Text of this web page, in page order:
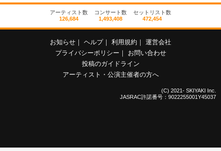
アーティスト数
126,684
コンサート数
1,493,408
セットリスト数
472,454
お知らせ ヘルプ 利用規約
運営会社
プライバシーポリシー
お問い合わせ
投稿のガイドライン
アーティスト・公演主催者の方へ
(C) 2021- SKIYAKI Inc.
JASRAC許諾番号：9022255001Y45037